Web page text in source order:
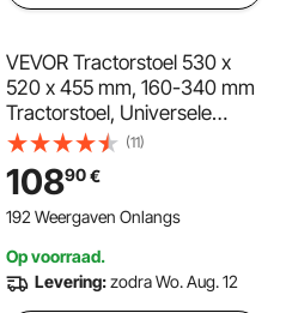
VEVOR Tractorstoel 530 x
520 x 455 mm, 160-340 mm
Tractorstoel, Universele
Tractorstoel, Tractorstoel
Tractorstoel, Heftruck PVC
12,9 kg voor de meeste
mechanische stoelen zoals
(11)
10890€
192 Weergaven Onlangs
Op voorraad.
Levering:zodra Wo. Aug. 12